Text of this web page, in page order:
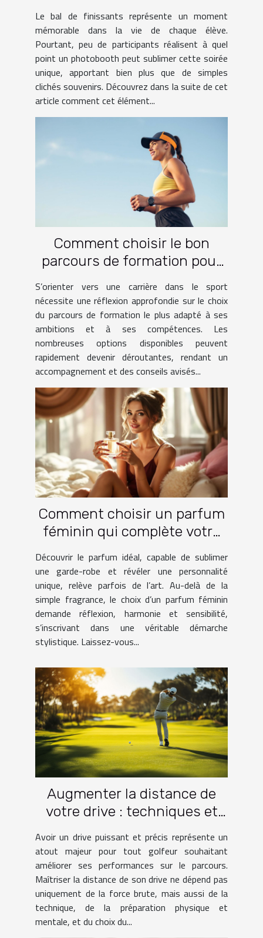
finissants ?
Le bal de finissants représente un moment
mémorable dans la vie de chaque élève.
Pourtant, peu de participants réalisent à quel
point un photobooth peut sublimer cette soirée
unique, apportant bien plus que de simples
clichés souvenirs. Découvrez dans la suite de cet
article comment cet élément...
Comment choisir le bon
parcours de formation pour
une carrière dans le sport ?
S’orienter vers une carrière dans le sport
nécessite une réflexion approfondie sur le choix
du parcours de formation le plus adapté à ses
ambitions et à ses compétences. Les
nombreuses options disponibles peuvent
rapidement devenir déroutantes, rendant un
accompagnement et des conseils avisés...
Comment choisir un parfum
féminin qui complète votre
Découvrir le parfum idéal, capable de sublimer
une garde-robe et révéler une personnalité
unique, relève parfois de l’art. Au-delà de la
simple fragrance, le choix d’un parfum féminin
demande réflexion, harmonie et sensibilité,
s’inscrivant dans une véritable démarche
stylistique. Laissez-vous...
Augmenter la distance de
votre drive : techniques et
Avoir un drive puissant et précis représente un
atout majeur pour tout golfeur souhaitant
améliorer ses performances sur le parcours.
Maîtriser la distance de son drive ne dépend pas
uniquement de la force brute, mais aussi de la
technique, de la préparation physique et
mentale, et du choix du...